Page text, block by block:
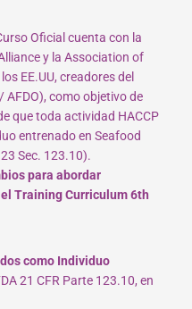
Oficial cuenta con la
y la Association of
EE.UU, creadores del
como objetivo de
que toda actividad HACCP
entrenado en Seafood
Sec. 123.10).
para abordar
Training Curriculum 6th
como Individuo
21 CFR Parte 123.10, en